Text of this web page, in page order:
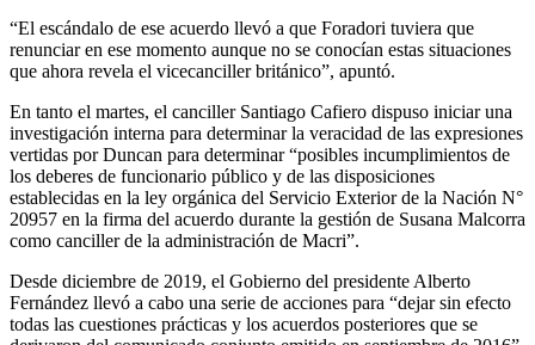
“El escándalo de ese acuerdo llevó a que Foradori tuviera que
renunciar en ese momento aunque no se conocían estas situaciones
que ahora revela el vicecanciller británico”, apuntó.
En tanto el martes, el canciller Santiago Cafiero dispuso iniciar una
investigación interna para determinar la veracidad de las expresiones
vertidas por Duncan para determinar “posibles incumplimientos de
los deberes de funcionario público y de las disposiciones
establecidas en la ley orgánica del Servicio Exterior de la Nación N°
20957 en la firma del acuerdo durante la gestión de Susana Malcorra
como canciller de la administración de Macri”.
Desde diciembre de 2019, el Gobierno del presidente Alberto
Fernández llevó a cabo una serie de acciones para “dejar sin efecto
todas las cuestiones prácticas y los acuerdos posteriores que se